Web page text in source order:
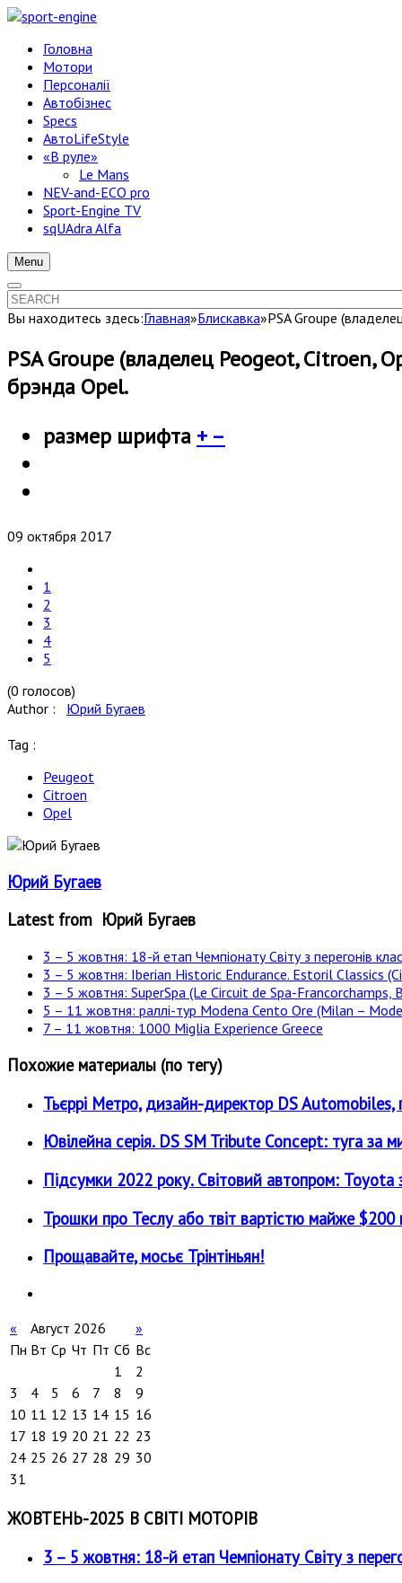
Головна
Мотори
Персоналії
Автобізнес
Specs
АвтоLifeStyle
«В руле»
Le Mans
NEV-and-ECO pro
Sport-Engine TV
sqUAdra Alfa
Menu
Вы находитесь здесь:Главная»Блискавка»PSA Groupe
PSA Groupe (владелец Peogeot, Citroen,
брэнда Opel.
размер шрифта + –
09 октября 2017
1
2
3
4
5
(0 голосов)
Author : Юрий Бугаев
Tag :
Peugeot
Citroen
Opel
Юрий Бугаев
Latest from Юрий Бугаев
3 – 5 жовтня: 18-й етап Чемпіонату Світу з перегонів
3 – 5 жовтня: Iberian Historic Endurance. Estoril Classics
3 – 5 жовтня: SuperSpa (Le Circuit de Spa-Francorchamps,
5 – 11 жовтня: раллі-тур Modena Cento Ore (Milan –
7 – 11 жовтня: 1000 Miglia Experience Greece
Похожие материалы (по тегу)
Тьєррі Метро, дизайн-директор DS
Ювілейна серія. DS SM Tribute Concept: туга за
Підсумки 2022 року. Світовий автопром:
Трошки про Теслу або твіт вартістю майже $200
Прощавайте, мосьє Трінтіньян!
« Август 2026
»
Пн Вт Ср Чт Пт Сб Вс
1
2
3
4 5 6 7 8
9
10 11 12 13 14 15 16
17 18 19 20 21 22 23
24 25 26 27 28 29 30
31
ЖОВТЕНЬ-2025 В СВІТІ МОТОРІВ
3 – 5 жовтня: 18-й етап Чемпіонату Світу з